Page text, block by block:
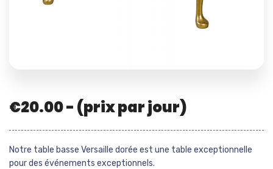
€20.00- (prix par jour)
Notre table basse Versaille dorée est une table exceptionnelle
pour des événements exceptionnels.